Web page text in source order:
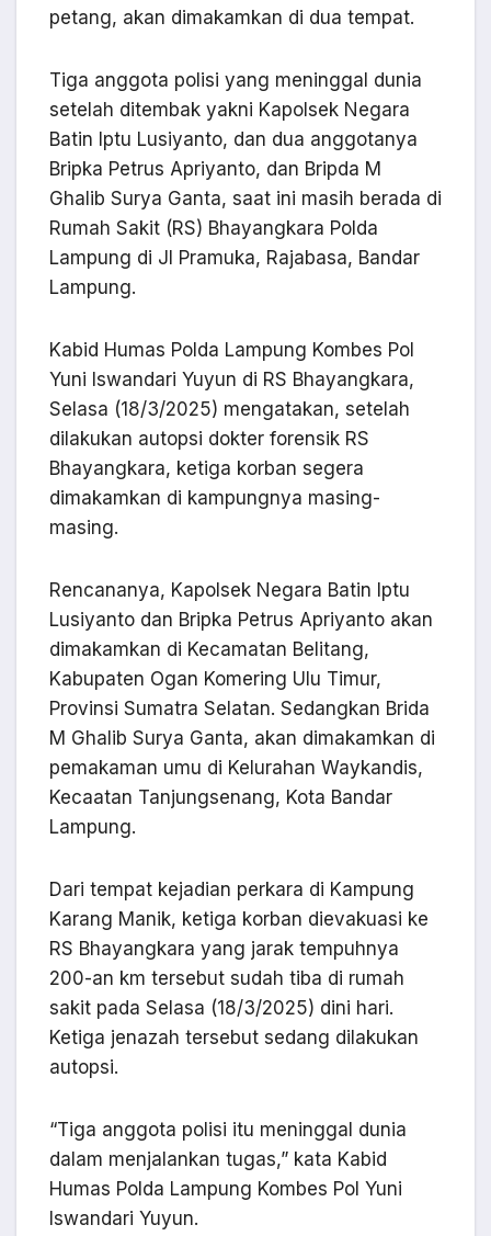
petang, akan dimakamkan di dua tempat.
Tiga anggota polisi yang meninggal dunia
setelah ditembak yakni Kapolsek Negara
Batin Iptu Lusiyanto, dan dua anggotanya
Bripka Petrus Apriyanto, dan Bripda M
Ghalib Surya Ganta, saat ini masih berada di
Rumah Sakit (RS) Bhayangkara Polda
Lampung di Jl Pramuka, Rajabasa, Bandar
Lampung.
Kabid Humas Polda Lampung Kombes Pol
Yuni Iswandari Yuyun di RS Bhayangkara,
Selasa (18/3/2025) mengatakan, setelah
dilakukan autopsi dokter forensik RS
Bhayangkara, ketiga korban segera
dimakamkan di kampungnya masing-
masing.
Rencananya, Kapolsek Negara Batin Iptu
Lusiyanto dan Bripka Petrus Apriyanto akan
dimakamkan di Kecamatan Belitang,
Kabupaten Ogan Komering Ulu Timur,
Provinsi Sumatra Selatan. Sedangkan Brida
M Ghalib Surya Ganta, akan dimakamkan di
pemakaman umu di Kelurahan Waykandis,
Kecaatan Tanjungsenang, Kota Bandar
Lampung.
Dari tempat kejadian perkara di Kampung
Karang Manik, ketiga korban dievakuasi ke
RS Bhayangkara yang jarak tempuhnya
200-an km tersebut sudah tiba di rumah
sakit pada Selasa (18/3/2025) dini hari.
Ketiga jenazah tersebut sedang dilakukan
autopsi.
“Tiga anggota polisi itu meninggal dunia
dalam menjalankan tugas,” kata Kabid
Humas Polda Lampung Kombes Pol Yuni
Iswandari Yuyun.